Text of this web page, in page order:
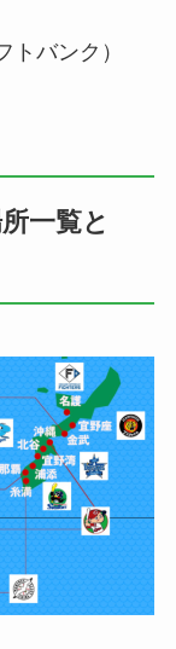
トバンク）
一覧と